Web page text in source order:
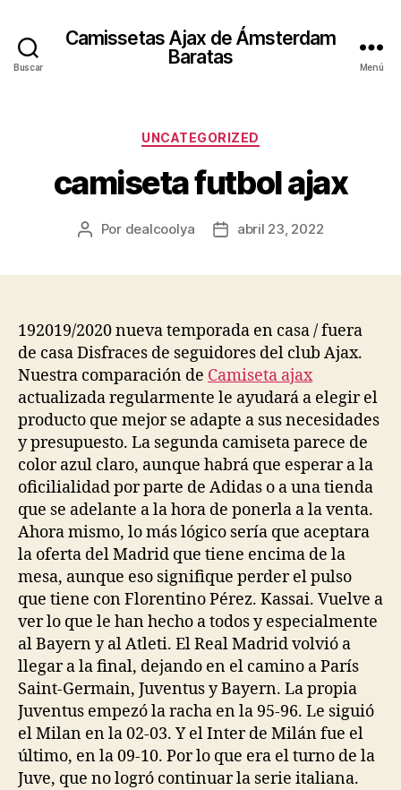
Buscar
Camissetas Ajax de Ámsterdam
Baratas
Menú
Categorías
UNCATEGORIZED
camiseta futbol ajax
Autor
Por dealcoolya
Fechaabril 23, 2022
192019/2020 nueva temporada en casa / fuera
de casa Disfraces de seguidores del club Ajax.
Nuestra comparación de Camiseta ajax
actualizada regularmente le ayudará a elegir el
producto que mejor se adapte a sus necesidades
y presupuesto. La segunda camiseta parece de
color azul claro, aunque habrá que esperar a la
oficilialidad por parte de Adidas o a una tienda
que se adelante a la hora de ponerla a la venta.
Ahora mismo, lo más lógico sería que aceptara
la oferta del Madrid que tiene encima de la
mesa, aunque eso signifique perder el pulso
que tiene con Florentino Pérez. Kassai. Vuelve a
ver lo que le han hecho a todos y especialmente
al Bayern y al Atleti. El Real Madrid volvió a
llegar a la final, dejando en el camino a París
Saint-Germain, Juventus y Bayern. La propia
Juventus empezó la racha en la 95-96. Le siguió
el Milan en la 02-03. Y el Inter de Milán fue el
último, en la 09-10. Por lo que era el turno de la
Juve, que no logró continuar la serie italiana.